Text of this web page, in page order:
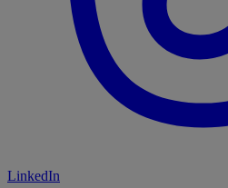
LinkedIn